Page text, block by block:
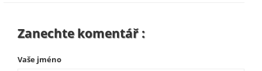
Zanechte komentář :
Vaše jméno